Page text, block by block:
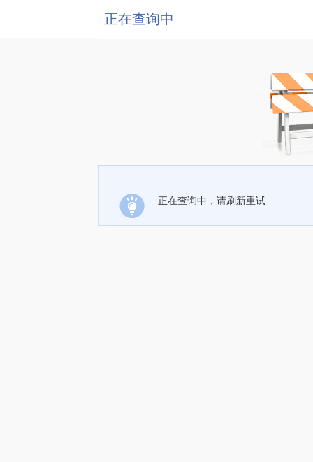
正在查询中
正在查询中，请刷新重试